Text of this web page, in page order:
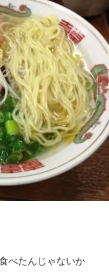
べたんじゃないか